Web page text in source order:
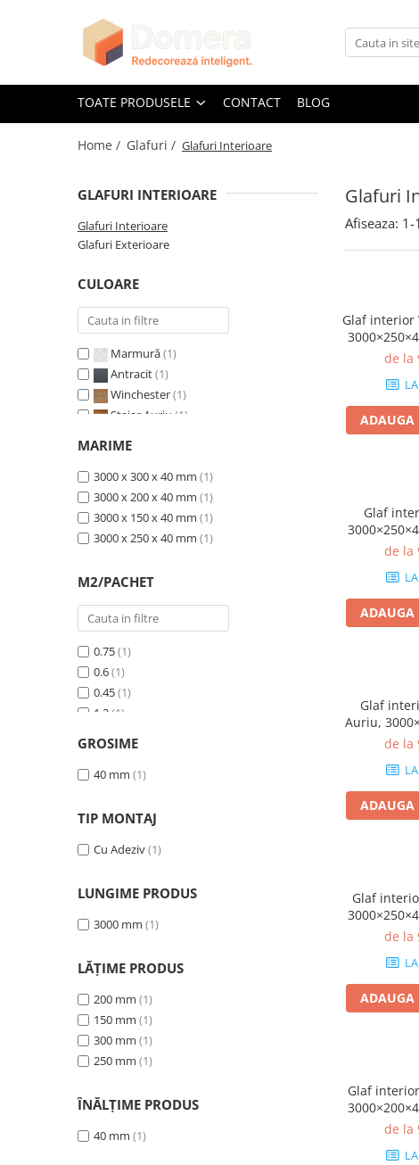
Toate Produsele
Parchet SPC
Riflaje Decorative
Riflaje Interioare
Glafuri Interioare
Glafuri Exterioare
Plinte, Plinte PVC, Plinte MDF
Plinte MDF Premium
Accesorii Plinte
Terminatii Plinta
Colt Interior Plinta
Imbinare Plinta
Accesorii Lambriuri
Accesorii Universale
Capac Glaf Interior
Izolatie Parchet
Prag de trecere
Profile Decorative Fatada
Lambriuri PVC
Lambriuri Premium
Panouri Decorative SPC
Panouri Decorative Premium
TOATE PRODUSELE CONTACT BLOG
Home / Glafuri / Glafuri Interioare
Glafuri
GLAFURI INTERIOARE
Glafuri Interioare
Glafuri Exterioare
CULOARE
Marmură(1)
Antracit(1)
Winchester(1)
Stejar Auriu (1)
MARIME
3000 x 300 x 40 mm (1)
3000 x 200 x 40 mm (1)
3000 x 150 x 40 mm (1)
3000 x 250 x 40 mm (1)
M2/PACHET
0.75(1)
0.6(1)
0.45(1)
1.2 (1)
0.9 (1)
GROSIME
40 mm (1)
TIP MONTAJ
Cu Adeziv(1)
LUNGIME PRODUS
3000 mm (1)
LĂȚIME PRODUS
200 mm (1)
150 mm (1)
300 mm (1)
250 mm (1)
ÎNĂLȚIME PRODUS
40 mm (1)
Afiseaza: 1-
Glaf interior
de la
ADAUGA
Glaf
de la
ADAUGA
Glaf
Auriu,
de la
ADAUGA
Glaf
de la
ADAUGA
Glaf
de la